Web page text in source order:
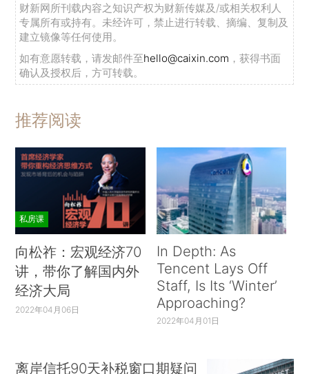
财新网所刊载内容之知识产权为财新传媒及/或相关权利人
专属所有或持有。未经许可，禁止进行转载、摘编、复制及
建立镜像等任何使用。
如有意愿转载，请发邮件至hello@caixin.com ，获得书面
确认及授权后，方可转载。
推荐阅读
私房课
向松祚：宏观经济70
讲，带你了解国内外
经济大局
2022年04月06日
In Depth: As
Tencent Lays Off
Staff, Is Its ‘Winter’
Approaching?
2022年04月01日
离岸信托90天补税窗口期疑问